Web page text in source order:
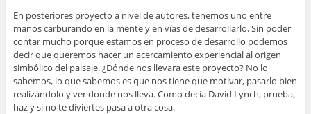
En posteriores proyecto a nivel de autores, tenemos uno entre
manos carburando en la mente y en vías de desarrollarlo. Sin poder
contar mucho porque estamos en proceso de desarrollo podemos
decir que queremos hacer un acercamiento experiencial al origen
simbólico del paisaje. ¿Dónde nos llevara este proyecto? No lo
sabemos, lo que sabemos es que nos tiene que motivar, pasarlo bien
realizándolo y ver donde nos lleva. Como decía David Lynch, prueba,
haz y si no te diviertes pasa a otra cosa.